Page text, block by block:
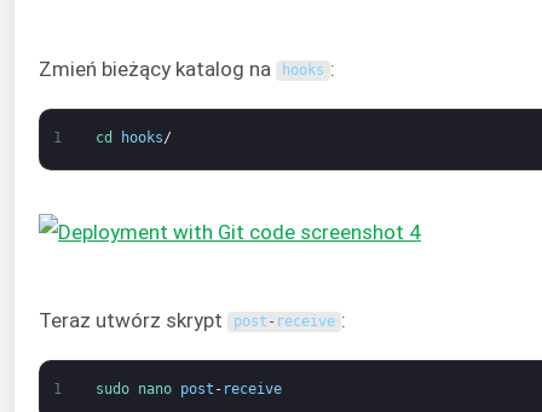
Zmień bieżący katalog na hooks :
1 cd hooks/
Teraz utwórz skrypt post - receive :
1 sudo nano post - receive